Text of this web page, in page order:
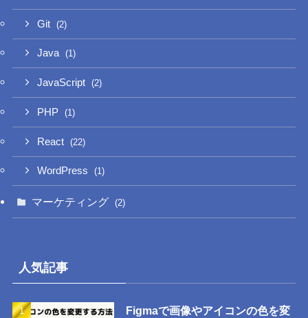
Git (2)
Java (1)
JavaScript (2)
PHP (1)
React (22)
WordPress (1)
マーケティング (2)
人気記事
Figmaで画像やアイコンの色を変